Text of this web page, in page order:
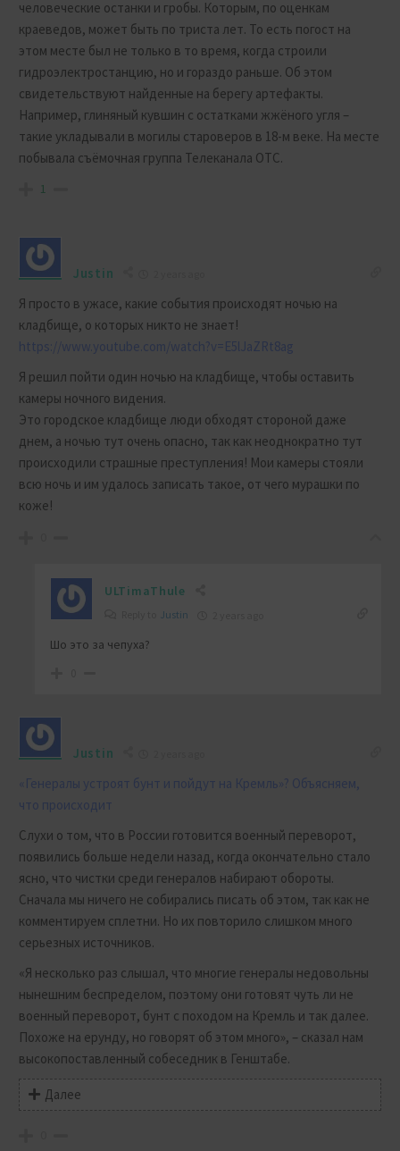
человеческие останки и гробы. Которым, по оценкам
краеведов, может быть по триста лет. То есть погост на
этом месте был не только в то время, когда строили
гидроэлектростанцию, но и гораздо раньше. Об этом
свидетельствуют найденные на берегу артефакты.
Например, глиняный кувшин с остатками жжёного угля –
такие укладывали в могилы староверов в 18-м веке. На месте
побывала съёмочная группа Телеканала ОТС.
1
Justin
Я просто в ужасе, какие события происходят ночью на
кладбище, о которых никто не знает!
https://www.youtube.com/watch?v=E5lJaZRt8ag
Я решил пойти один ночью на кладбище, чтобы оставить
камеры ночного видения.
Это городское кладбище люди обходят стороной даже
днем, а ночью тут очень опасно, так как неоднократно тут
происходили страшные преступления! Мои камеры стояли
всю ночь и им удалось записать такое, от чего мурашки по
коже!
ULTimaThule
Justin
Шо это за чепуха?
Justin
«Генералы устроят бунт и пойдут на Кремль»? Объясняем,
что происходит
Слухи о том, что в России готовится военный переворот,
появились больше недели назад, когда окончательно стало
ясно, что чистки среди генералов набирают обороты.
Сначала мы ничего не собирались писать об этом, так как не
комментируем сплетни. Но их повторило слишком много
серьезных источников.
«Я несколько раз слышал, что многие генералы недовольны
нынешним беспределом, поэтому они готовят чуть ли не
военный переворот, бунт с походом на Кремль и так далее.
Похоже на ерунду, но говорят об этом много», – сказал нам
высокопоставленный собеседник в Генштабе.
Далее